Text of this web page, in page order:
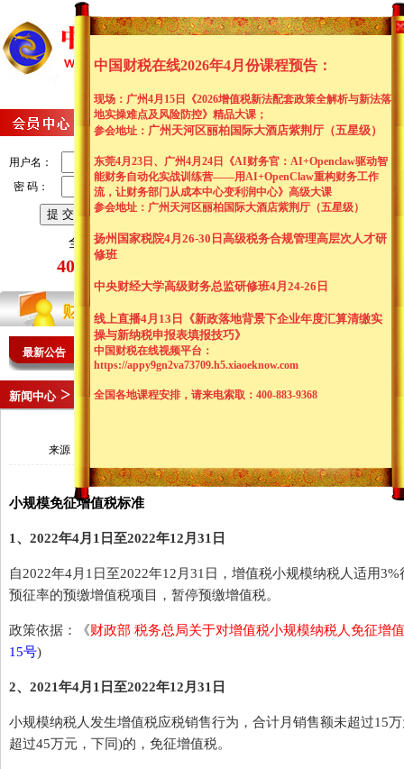
用户名：
密 码：
| | 注册|
全国客服热线：
400-883-9368
网站首页 关于我们
新闻资讯
资料中心
最新公告 中国财税在线2026年4月13日线上直播：
中 国财税在线2026年4月13日线上直播：《新政落地背景下企
新闻中心> 法规查询
来源：
小规模免征增值税标准
1、2022年4月1日至2022年12月31日
自2022年4月1日至2022年12月31日，增值税小规模纳税人适用
预征率的预缴增值税项目，暂停预缴增值税。
政策依据：《财政部 税务总局关于对增值税小规模纳税人免征增
15号)
2、2021年4月1日至2022年12月31日
小规模纳税人发生增值税应税销售行为，合计月销售额未超过15
超过45万元，下同)的，免征增值税。
中国财税在线2026年4月份课程预告：
现场：广州4月15日《2026增值税新法配套政策全解析与新法落
地实操难点及风险防控》精品大课；
参会地址： 广州天河区丽柏国际大酒店紫荆厅（五星级）
东莞4月23日、广州4月24日《AI财务官：AI+Openclaw驱动智
能财务自动化实战训练营——用AI+OpenClaw重构财务工作
流，让财务部门从成本中心变利润中心》高级大课
参会地址：广州天河区丽柏国际大酒店紫荆厅（五星级）
扬州国家税院4月26-30日高级税务合规管理高层次人才研
修班
中央财经大学高级财务总监研修班4月24-26日
线上直播4月13日《新政落地背景下企业年度汇算清缴实
操与新纳税申报表填报技巧》
中国财税在线视频平台：
https://appy9gn2va73709.h5.xiaoeknow.com
全国各地课程安排，请来电索取：400-883-9368